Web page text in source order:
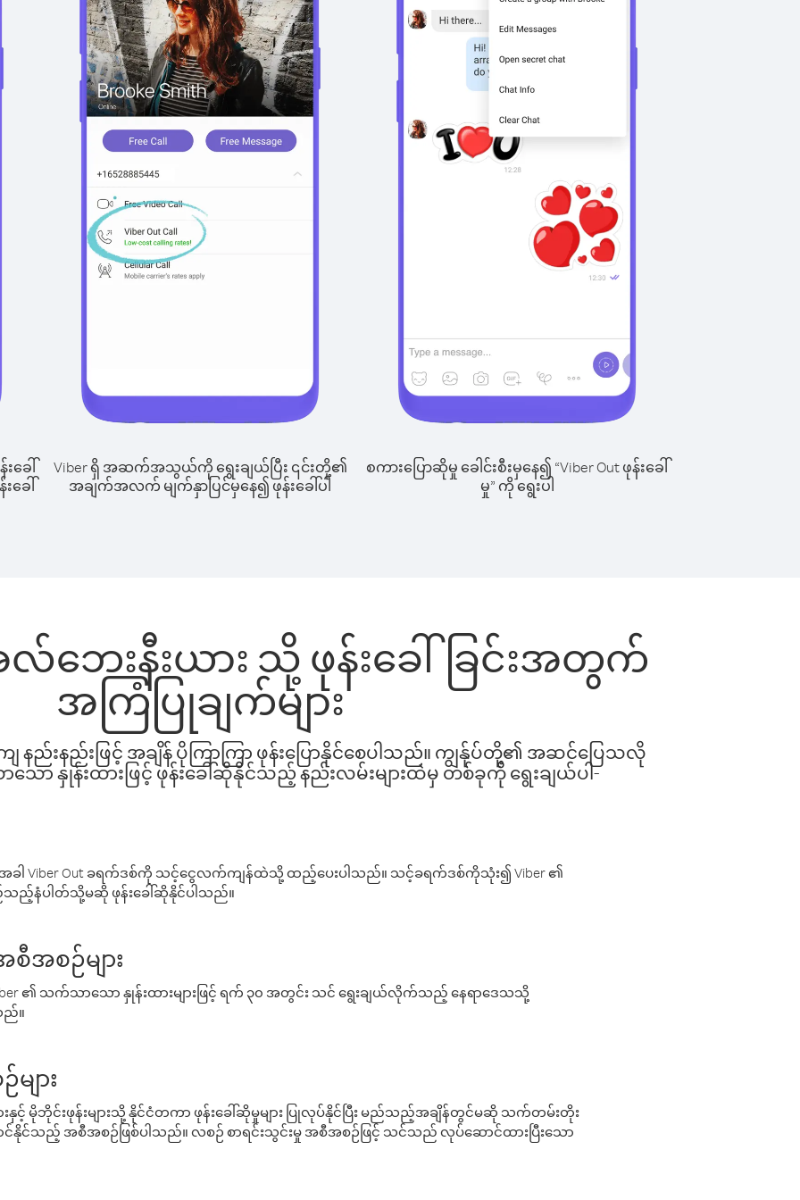
ခေါ်
ေါ်
Viber ရှိ အဆက်အသွယ်ကို ရွေးချယ်ပြီး ၎င်းတို့၏
အချက်အလက် မျက်နှာပြင်မှနေ၍ ဖုန်းခေါ်ပါ
စကားပြောဆိုမှု ခေါင်းစီးမှနေ၍ “Viber Out ဖုန်းခေါ်
မှု” ကို ရွေးပါ
ဘေးနီးယား သို့ ဖုန်းခေါ်ခြင်းအတွက်
အကြံပြုချက်များ
ည်းနည်းဖြင့် အချိန် ပိုကြာကြာ ဖုန်းပြောနိုင်စေပါသည်။ ကျွန်ုပ်တို့၏ အဆင်ပြေသလို
ော နှုန်းထားဖြင့် ဖုန်းခေါ်ဆိုနိုင်သည့် နည်းလမ်းများထဲမှ တစ်ခုကို ရွေးချယ်ပါ-
Viber Out ခရက်ဒစ်ကို သင့်ငွေလက်ကျန်ထဲသို့ ထည့်ပေးပါသည်။ သင့်ခရက်ဒစ်ကိုသုံး၍ Viber ၏
ည်သည့်နံပါတ်သို့မဆို ဖုန်းခေါ်ဆိုနိုင်ပါသည်။
အစဉ်များ
၏ သက်သာသော နှုန်းထားများဖြင့် ရက် ၃၀ အတွင်း သင် ရွေးချယ်လိုက်သည့် နေရာဒေသသို့
ည်။
ျား
နှင့် မိုဘိုင်းဖုန်းများသို့ နိုင်ငံတကာ ဖုန်းခေါ်ဆိုမှုများ ပြုလုပ်နိုင်ပြီး မည်သည့်အချိန်တွင်မဆို သက်တမ်းတိုး
င်သည့် အစီအစဉ်ဖြစ်ပါသည်။ လစဉ် စာရင်းသွင်းမှု အစီအစဉ်ဖြင့် သင်သည် လုပ်ဆောင်ထားပြီးသော